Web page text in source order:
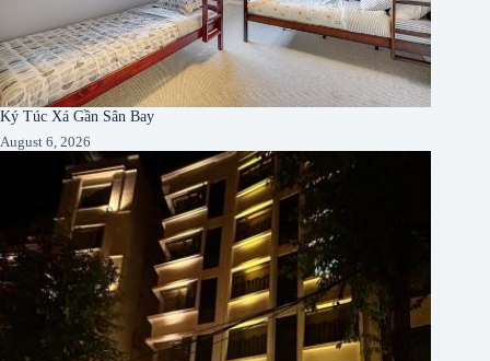
Ký Túc Xá Gần Sân Bay
August 6, 2026